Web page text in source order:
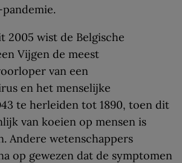
2005 wist de Belgische
Vijgen de meest
van een
en het menselijke
te herleiden tot 1890, toen dit
van koeien op mensen is
Andere wetenschappers
op gewezen dat de symptomen